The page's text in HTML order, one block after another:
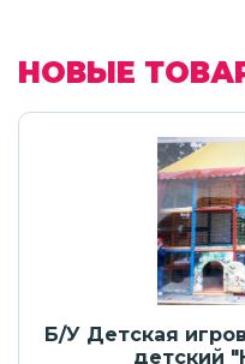
НОВЫЕ
Б/У Детская
детский